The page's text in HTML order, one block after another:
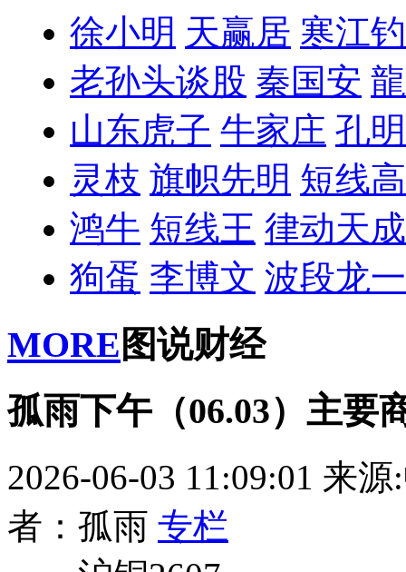
徐小明 天赢居 寒江
老孙头谈股 秦国安
山东虎子 牛家庄 孔
灵枝 旗帜先明 短线
鸿牛 短线王 律动天成
狗蛋 李博文 波段龙一
MORE 图说财经
孤雨下午（06.03）主要
2026-06-03 11:09:01 来源
者：孤雨 专栏